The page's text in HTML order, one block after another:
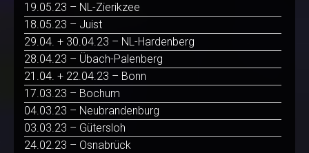
19.05.23 – NL-Zierikzee
18.05.23 – Juist
29.04. + 30.04.23 – NL-Hardenberg
28.04.23 – Übach-Palenberg
21.04. + 22.04.23 – Bonn
17.03.23 – Bochum
04.03.23 – Neubrandenburg
03.03.23 – Gütersloh
24.02.23 – Osnabrück